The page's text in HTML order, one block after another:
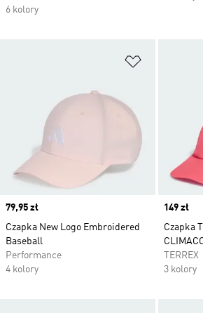
6 kolory
Price
79,95 zł
Czapka New Logo Embroidered
Baseball
Performance
4 kolory
Price
149 zł
Czapka
TERREX
3 kolory